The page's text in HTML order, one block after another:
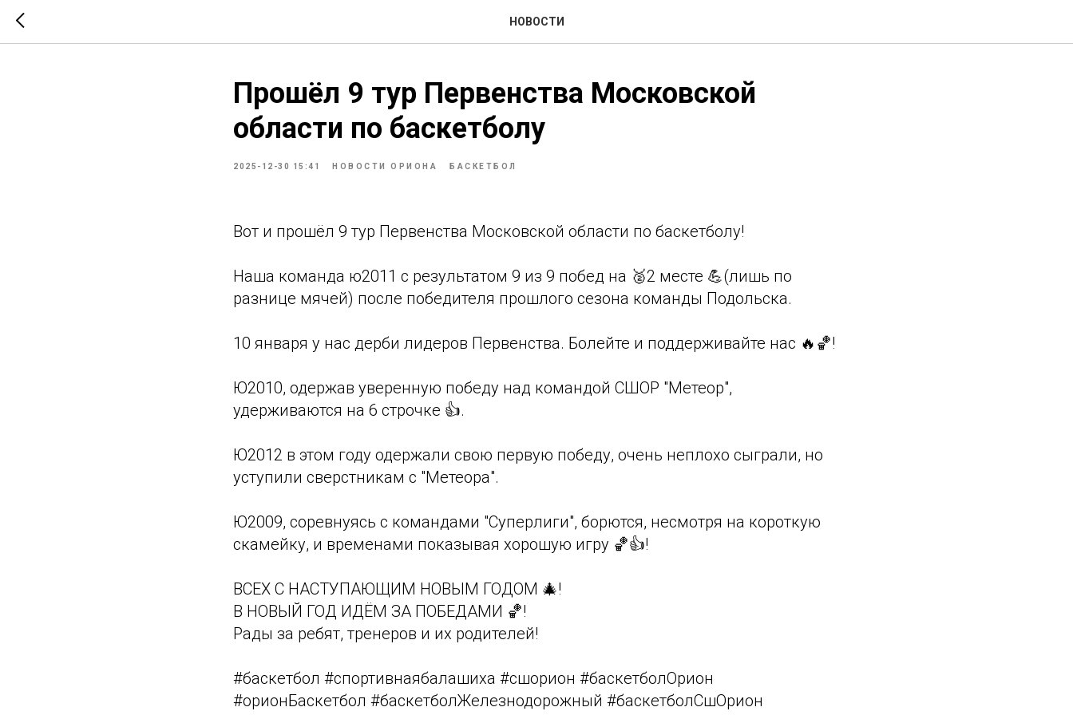
НОВОСТИ
Прошёл 9 тур Первенства Московской
области по баскетболу
2025-12-30 15:41 НОВОСТИ ОРИОНА БАСКЕТБОЛ
Вот и прошёл 9 тур Первенства Московской области по баскетболу!
Наша команда ю2011 с результатом 9 из 9 побед на 🥈2 месте 💪(лишь по
разнице мячей) после победителя прошлого сезона команды Подольска.
10 января у нас дерби лидеров Первенства. Болейте и поддерживайте нас 🔥🏀!
Ю2010, одержав уверенную победу над командой СШОР "Метеор",
удерживаются на 6 строчке 👍.
Ю2012 в этом году одержали свою первую победу, очень неплохо сыграли, но
уступили сверстникам с "Метеора".
Ю2009, соревнуясь с командами "Суперлиги", борются, несмотря на короткую
скамейку, и временами показывая хорошую игру 🏀👍!
ВСЕХ С НАСТУПАЮЩИМ НОВЫМ ГОДОМ 🎄!
В НОВЫЙ ГОД ИДЁМ ЗА ПОБЕДАМИ 🏀!
Рады за ребят, тренеров и их родителей!
#баскетбол #спортивнаябалашиха #сшорион #баскетболОрион
#орионБаскетбол #баскетболЖелезнодорожный #баскетболСшОрион